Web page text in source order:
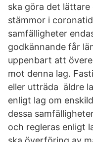
ska göra det
stämmor i
samfälligheter
godkännande får
uppenbart att
mot denna lag.
eller utträda äldre
enligt lag om
dessa
och regleras enligt